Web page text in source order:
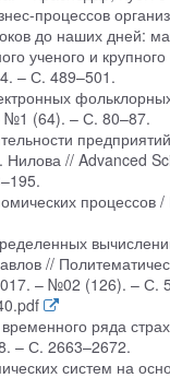
процессов
до наших дней:
ученого и
– С. 489–501.
№1 (64). – С. 80–87.
// Advanced
процессов
//
– №02 (126). –
ряда
– С. 2663–2672.
систем на